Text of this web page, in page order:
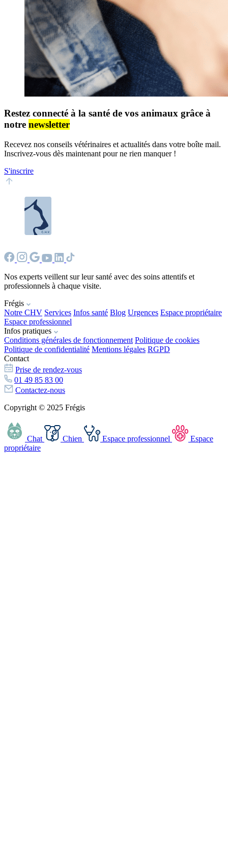
Restez connecté à la santé de vos animaux grâce à
notre newsletter
Recevez nos conseils vétérinaires et actualités dans votre boîte mail.
Inscrivez-vous dès maintenant pour ne rien manquer !
S'inscrire
Nos experts veillent sur leur santé avec des soins attentifs et
professionnels à chaque visite.
Frégis
Notre CHV Services Infos santé Blog Urgences Espace propriétaire
Espace professionnel
Infos pratiques
Conditions générales de fonctionnement Politique de cookies
Politique de confidentialité Mentions légales RGPD
Contact
Prise de rendez-vous
01 49 85 83 00
Contactez-nous
Copyright © 2025 Frégis
Chat Chien Espace professionnel
Espace
propriétaire